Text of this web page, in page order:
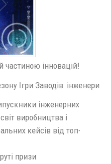
частиною інновацій!
Ігри Заводів: інженери
інженерних
виробництва і
кейсів від топ-
призи